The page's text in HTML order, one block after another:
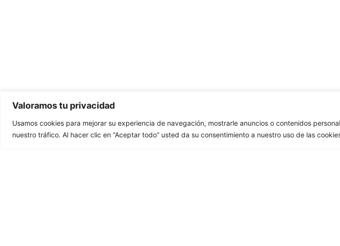
Valoramos tu privacidad
Usamos cookies para mejorar su experiencia de navegación, mostrarle anuncios o contenidos
nuestro tráfico. Al hacer clic en “Aceptar todo” usted da su consentimiento a nuestro uso de las